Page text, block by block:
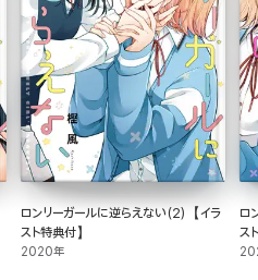
ロンリーガールに逆らえない(2)【イラ
スト特典付】
2020年
ロ
ス